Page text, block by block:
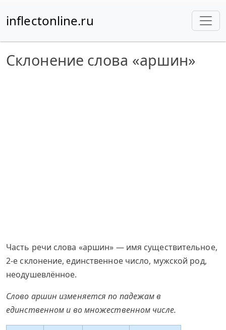
inflectonline.ru
Склонение слова «аршин»
Часть речи слова «аршин» — имя существительное,
2-е склонение, единственное число, мужской род,
неодушевлённое.
Слово аршин изменяется по падежам в
единственном и во множественном числе.